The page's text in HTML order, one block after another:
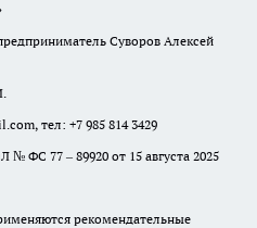
Суворов Алексей
, тел: +7 985 814 3429
№ ФС 77 – 89920 от 15 августа 2025
рекомендательные